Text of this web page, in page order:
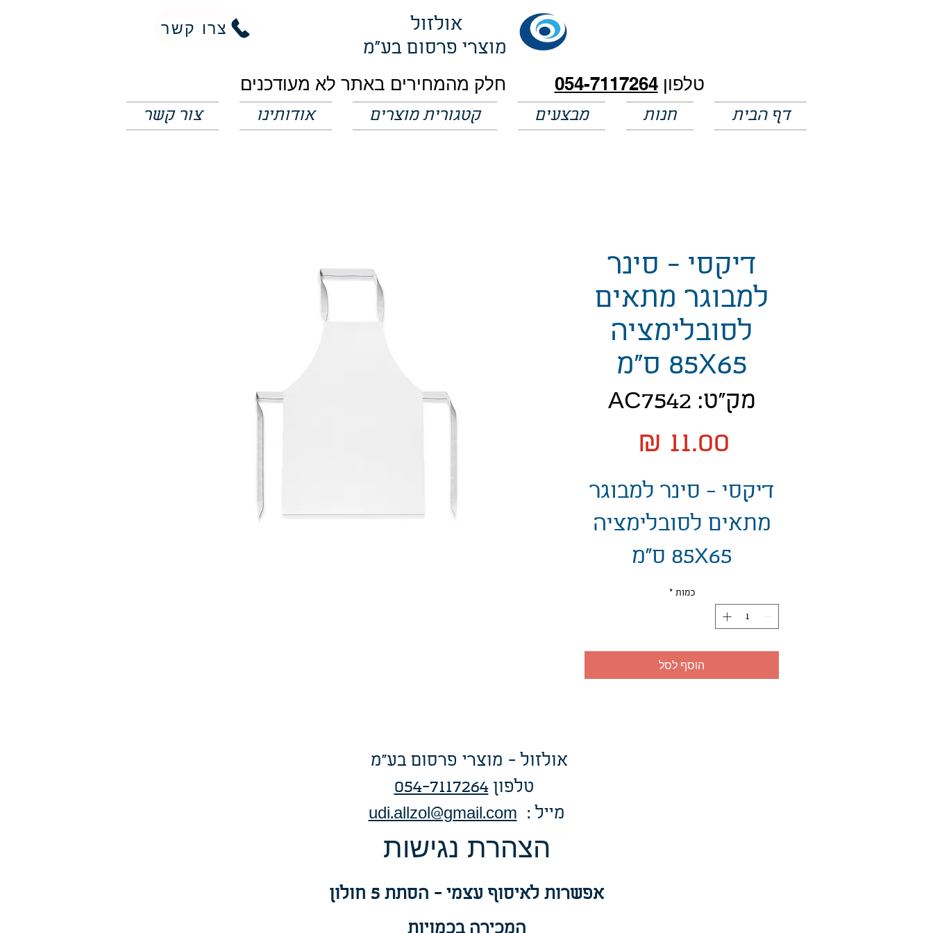
צרו קשר
אולזול
מוצרי פרסום בע"מ
טלפון054-7117264
דף הבית חנות מבצעים קטגורית מוצרים אודותינו צור קשר
דיקסי - סינר
למבוגר מתאים
לסובלימציה
85X65 ס"מ
מק"ט: AC7542
דיקסי - סינר למבוגר
מתאים לסובלימציה
85X65 ס"מ
כמות *
הוסף לסל
אולזול - מוצרי פרסום בע"מ
טלפון054-7117264
udi.allzol@gmail.com
: מייל
הצהרת נגישות
אפשרות לאיסוף עצמי - הסתת 5 חולון
המכירה בכמויות